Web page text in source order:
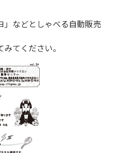
」などとしゃべる自動販売
てください。